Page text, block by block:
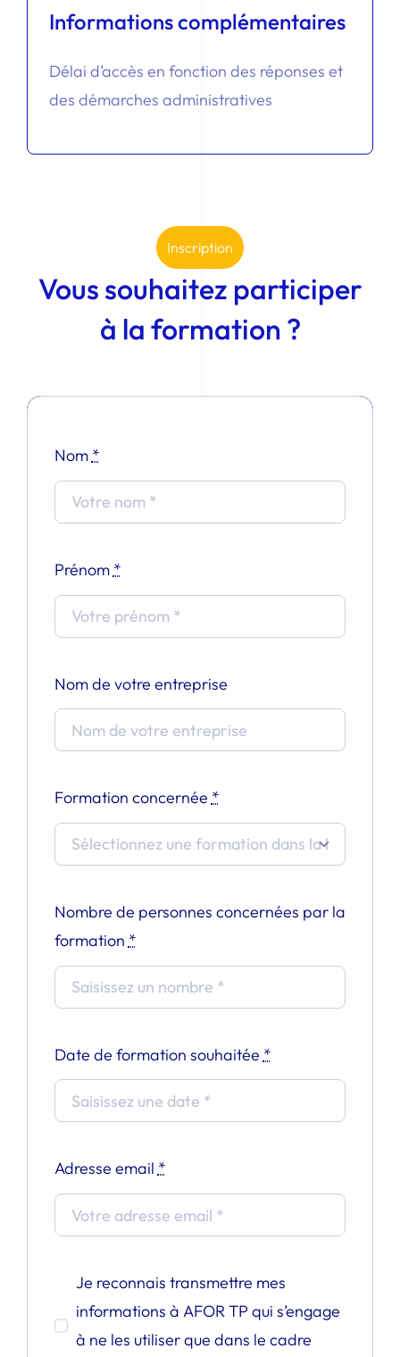
Informations complémentaires
Délai d’accès en fonction des réponses et
des démarches administratives
Inscription
Vous souhaitez participer
à la formation ?
Nom *
Prénom *
Nom de votre entreprise
Formation concernée *
Nombre de personnes concernées par la
formation *
Date de formation souhaitée *
Adresse email *
Je reconnais transmettre mes
informations à AFOR TP qui s’engage
à ne les utiliser que dans le cadre